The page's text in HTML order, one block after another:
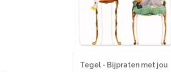
Tegel - Bijpraten met jou